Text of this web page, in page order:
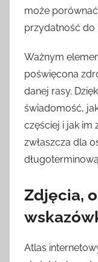
może
przydatność do
Ważnym
poświęcona
danej rasy.
świadomość,
częściej i jak im
zwłaszcza dla
Zdjęcia,
Atlas